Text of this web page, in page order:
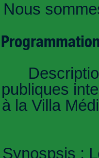
Nous
publiques
à la Villa
Synospsis :